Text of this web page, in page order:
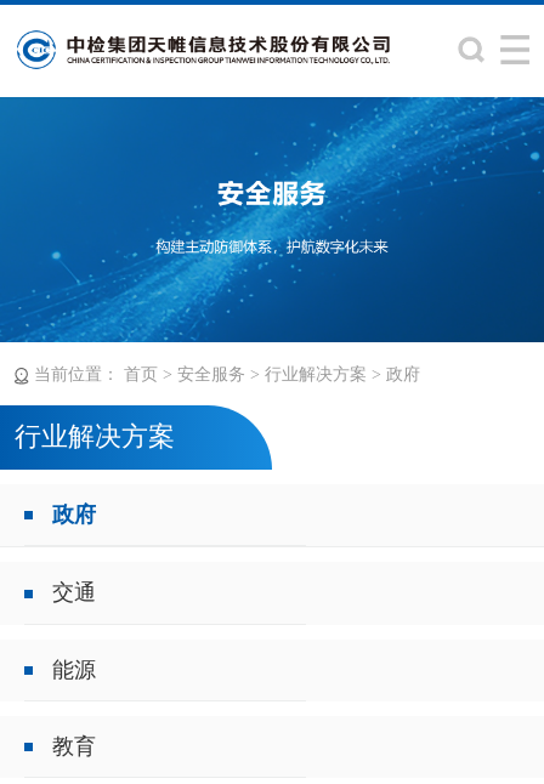
当前位置： 首页> 安全服务 > 行业解决方案 > 政府
行业解决方案
政府
交通
能源
教育